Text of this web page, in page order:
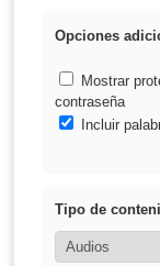
Opciones
Mostrar
contraseña
Incluir
Tipo de